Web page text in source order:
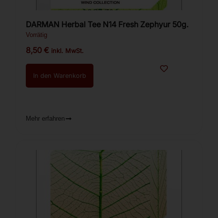
DARMAN Herbal Tee N14 Fresh Zephyur 50g.
Vorrätig
8,50€ inkl. MwSt.
In den Warenkorb
Mehr erfahren